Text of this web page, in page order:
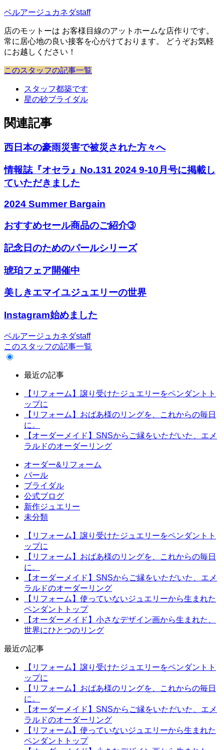
ベルアージュカネダstaff
店のモットーは お客様目線のアットホームな店作りです。
常に居心地の良い接客を心がけております。 どうぞお気軽
にお越しください！
このスタッフの記事一覧
スタッフ都築です
星の砂ブライダル
関連記事
西日本の豪雨災害で被災された方々へ
情報誌『オセラ』No.131 2024 9-10月号に掲載し
ていただきました
2024 Summer Bargain
おすすめセール商品のご紹介➂
記念日のためのパールシリーズ
琥珀フェア開催中
美しきエマイユジュエリーの世界
Instagram始めました
ベルアージュカネダstaff
このスタッフの記事一覧
最近の記事
【リフォーム】譲り受けたジュエリーをペンダントト
ップに
【リフォーム】おばあ様のリングを、これからの毎日
に。
【オーダーメイド】SNSからご縁をいただいた、エメ
ラルドのオーダーリング
オーダー&リフォーム
パール
ブライダル
公式ブログ
新作ジュエリー
未分類
【リフォーム】譲り受けたジュエリーをペンダントト
ップに
【リフォーム】おばあ様のリングを、これからの毎日
に。
【オーダーメイド】SNSからご縁をいただいた、エメ
ラルドのオーダーリング
【リフォーム】使っていないジュエリーから生まれた
ペンダントトップ
【オーダーメイド】小さなデザイン画から生まれた、
世界にひとつのリング
最近の記事
【リフォーム】譲り受けたジュエリーをペンダントト
ップに
【リフォーム】おばあ様のリングを、これからの毎日
に。
【オーダーメイド】SNSからご縁をいただいた、エメ
ラルドのオーダーリング
【リフォーム】使っていないジュエリーから生まれた
ペンダントトップ